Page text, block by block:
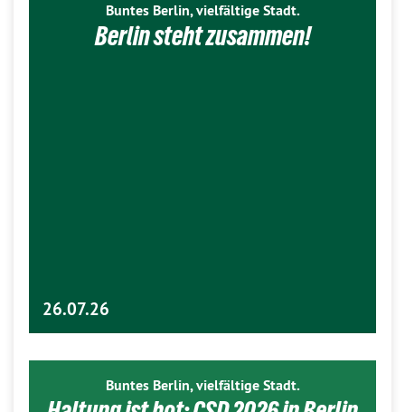
Buntes Berlin, vielfältige Stadt.
Berlin steht zusammen!
26.07.26
Buntes Berlin, vielfältige Stadt.